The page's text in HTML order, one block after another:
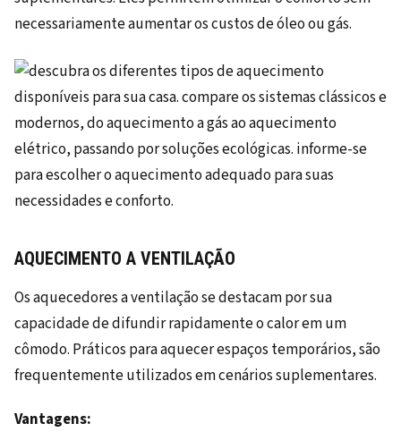
necessariamente aumentar os custos de óleo ou gás.
AQUECIMENTO A VENTILAÇÃO
Os aquecedores a ventilação se destacam por sua
capacidade de difundir rapidamente o calor em um
cômodo. Práticos para aquecer espaços temporários, são
frequentemente utilizados em cenários suplementares.
Vantagens: